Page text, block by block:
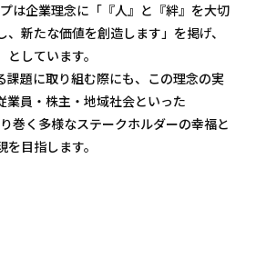
ル
ーリー
ーション
は企業理念に「『人』と『絆』を大切
新たな価値を創造します」を掲げ、
しています。
課題に取り組む際にも、この理念の実
業員・株主・地域社会といった
巻く多様なステークホルダーの幸福と
目指します。